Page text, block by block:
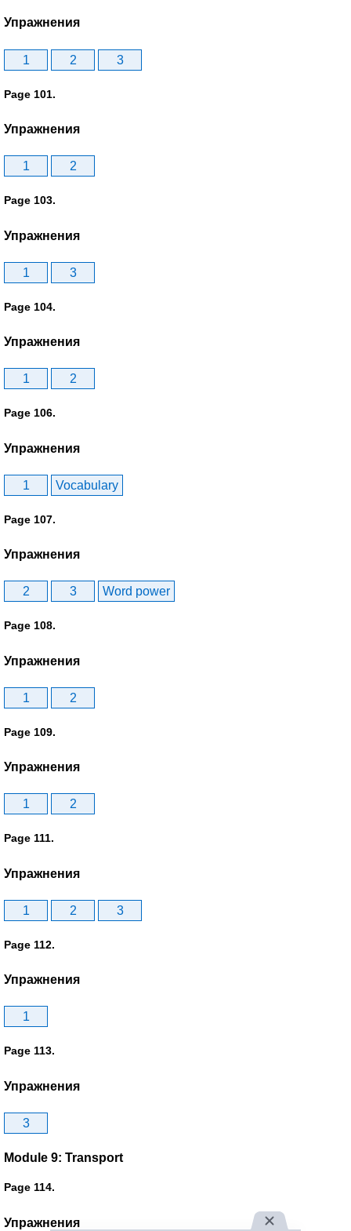
Упражнения
1 2 3
Page 101.
Упражнения
1 2
Page 103.
Упражнения
1 3
Page 104.
Упражнения
1 2
Page 106.
Упражнения
1 Vocabulary
Page 107.
Упражнения
2 3 Word power
Page 108.
Упражнения
1 2
Page 109.
Упражнения
1 2
Page 111.
Упражнения
1 2 3
Page 112.
Упражнения
1
Page 113.
Упражнения
3
Module 9: Transport
Page 114.
Упражнения